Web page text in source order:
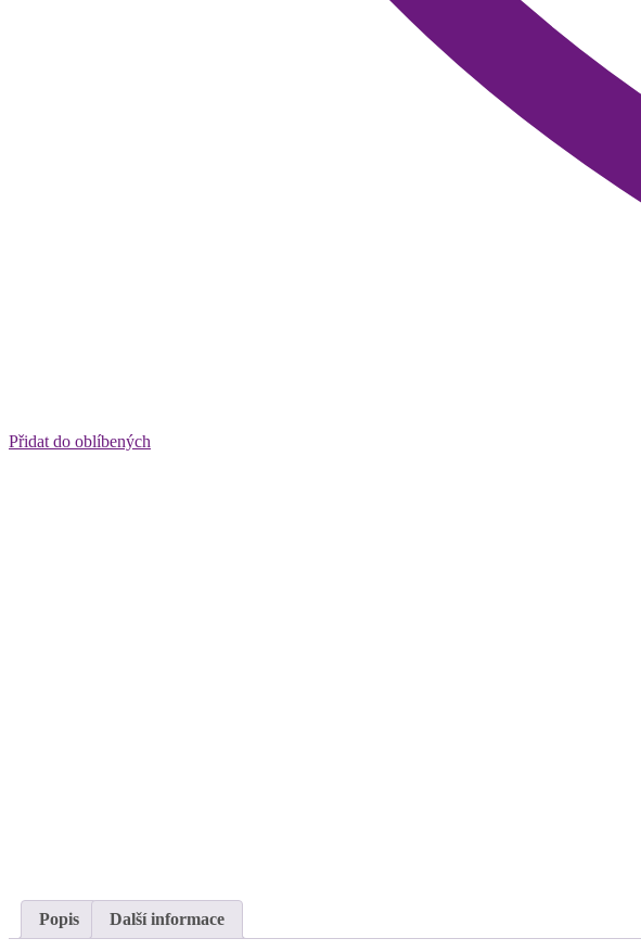
Přidat do oblíbených
Popis Další informace